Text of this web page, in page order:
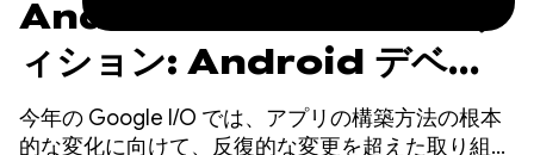
Android Studio I/O エデ
ィション: Android デベロ
ッパー ツールの新機能
今年の Google I/O では、アプリの構築方法の根本
的な変化に向けて、反復的な変更を超えた取り組み